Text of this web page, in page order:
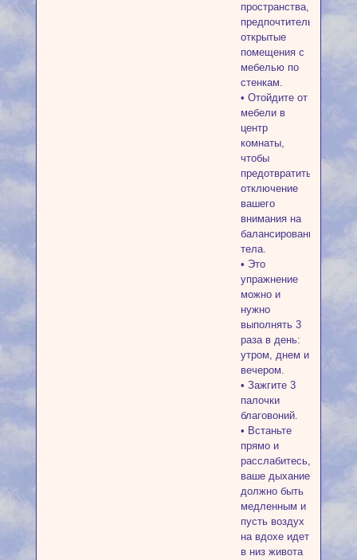
пространства,
предпочтительно
открытые
помещения с
мебелью по
стенкам.
• Отойдите от
мебели в
центр
комнаты,
чтобы
предотвратить
отключение
вашего
внимания на
балансирование
тела.
• Это
упражнение
можно и
нужно
выполнять 3
раза в день:
утром, днем и
вечером.
• Зажгите 3
палочки
благовоний.
• Встаньте
прямо и
расслабитесь,
ваше дыхание
должно быть
медленным и
пусть воздух
на вдохе идет
в низ живота